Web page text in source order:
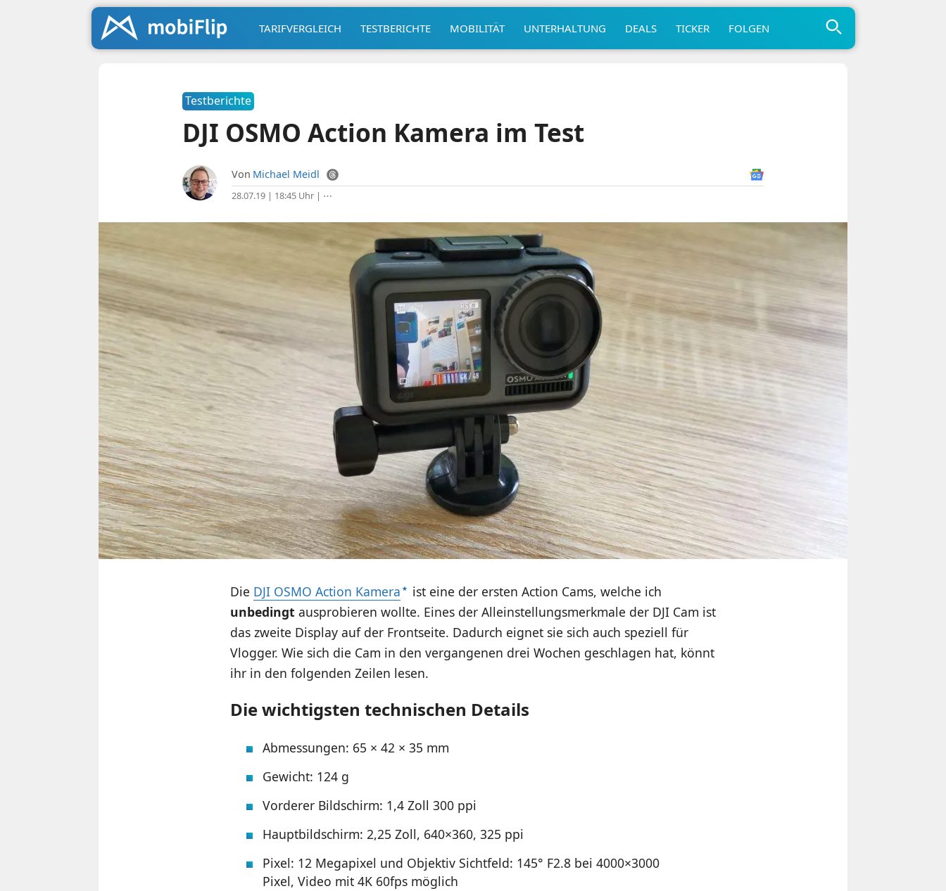
TARIFVERGLEICH TESTBERICHTE MOBILITÄT UNTERHALTUNG DEALS TICKER FOLGEN
Testberichte
DJI OSMO Action Kamera im Test
Von Michael Meidl
28.07.19 | 18:45 Uhr| ⋯
Die DJI OSMO Action Kamera
ist eine der ersten Action Cams, welche ich
unbedingt ausprobieren wollte. Eines der Alleinstellungsmerkmale der DJI Cam ist
das zweite Display auf der Frontseite. Dadurch eignet sie sich auch speziell für
Vlogger. Wie sich die Cam in den vergangenen drei Wochen geschlagen hat, könnt
ihr in den folgenden Zeilen lesen.
Die wichtigsten technischen Details
Abmessungen: 65 × 42 × 35 mm
Gewicht: 124 g
Vorderer Bildschirm: 1,4 Zoll 300 ppi
Hauptbildschirm: 2,25 Zoll, 640×360, 325 ppi
Pixel: 12 Megapixel und Objektiv Sichtfeld: 145° F2.8 bei 4000×3000
Pixel, Video mit 4K 60fps möglich